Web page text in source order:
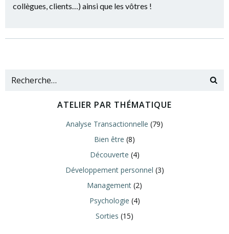
collègues, clients…) ainsi que les vôtres !
ATELIER PAR THÉMATIQUE
Analyse Transactionnelle (79)
Bien être (8)
Découverte (4)
Développement personnel (3)
Management (2)
Psychologie (4)
Sorties (15)